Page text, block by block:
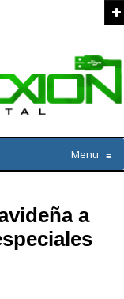
Menu ≡
a